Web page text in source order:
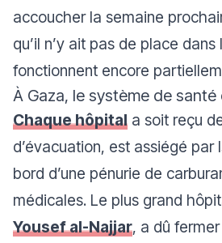
accoucher la semaine
qu’il n’y ait pas de place
fonctionnent encore
À Gaza, le système de santé
Chaque hôpital a soit reçu
d’évacuation, est assiégé par
bord d’une pénurie de
médicales. Le plus grand
Yousef al-Najjar, a dû fermer